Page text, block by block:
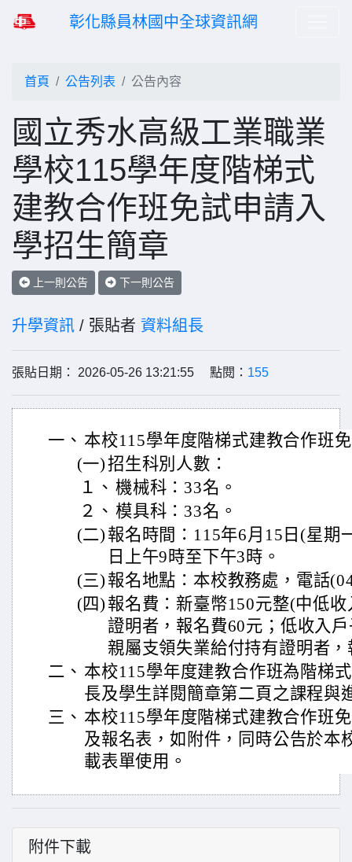
彰化縣員林國中全球資訊網
首頁 公告列表 公告內容
國立秀水高級工業職業
學校115學年度階梯式
建教合作班免試申請入
學招生簡章
上一則公告 下一則公告
升學資訊 / 張貼者 資料組長
張貼日期： 2026-05-26 13:21:55 點閱： 155
一、 本校115學年度階梯式建教合作班
(一)招生科別人數：
１、 機械科：33名。
２、 模具科：33名。
(二) 報名時間：115年6月15日(星期
日上午9時至下午3時。
(三) 報名地點：本校教務處，電話
(四) 報名費：新臺幣150元整(中低
證明者，報名費60元；低收入
親屬支領失業給付持有證明者
二、 本校115學年度建教合作班為階梯
長及學生詳閱簡章第二頁之課程與
三、 本校115學年度階梯式建教合作班
及報名表，如附件，同時公告於本
載表單使用。
附件下載